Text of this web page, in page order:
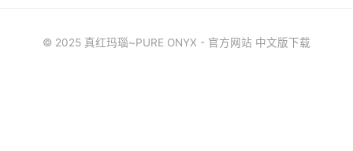
© 2025 真红玛瑙~PURE ONYX - 官方网站 中文版下载